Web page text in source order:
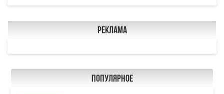
Реклама
Популярное